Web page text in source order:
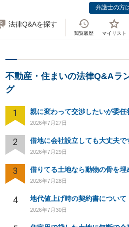
弁護士の方
法律Q&Aを探す
閲覧履歴 マイリスト
不動産・住まいの法律Q&Aラ
グ
1
2026年7月27日
2 借地に会社設立しても大丈夫で
2026年7月29日
3
2026年7月28日
4 地代値上げ時の契約書について
2026年7月30日